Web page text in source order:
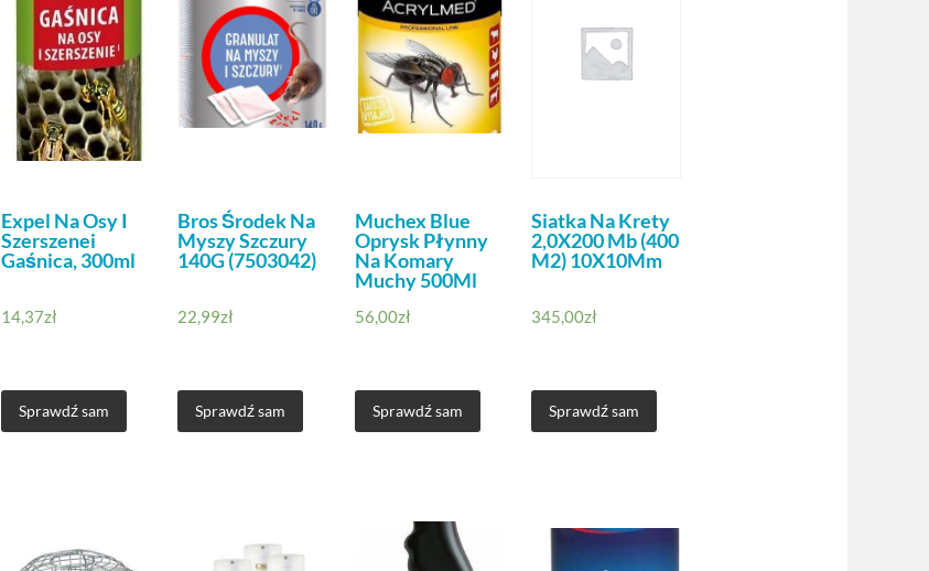
Expel Na Osy I
Szerszenei
Gaśnica, 300ml
14,37zł
Sprawdź sam
Bros Środek Na
Myszy Szczury
140G (7503042)
22,99zł
Sprawdź sam
Muchex Blue
Oprysk Płynny
Na Komary
Muchy 500Ml
56,00zł
Sprawdź sam
Siatka Na Krety
2,0X200 Mb (400
M2) 10X10Mm
345,00zł
Sprawdź sam